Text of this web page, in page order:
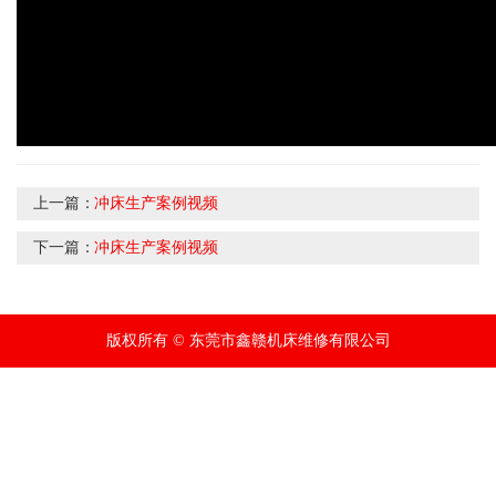
上一篇：冲床生产案例视频
下一篇：冲床生产案例视频
版权所有 © 东莞市鑫赣机床维修有限公司